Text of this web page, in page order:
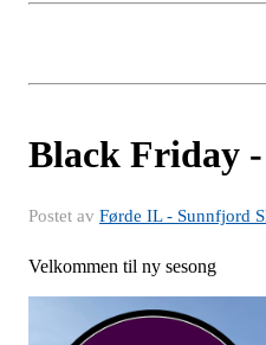
Black Friday -
Postet av Førde IL - Sunnfjord
Velkommen til ny sesong